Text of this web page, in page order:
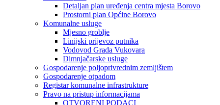
Detaljan plan uređenja centra mjesta Borovo
Prostorni plan Općine Borovo
Komunalne usluge
Mjesno groblje
Linijski prijevoz putnika
Vodovod Grada Vukovara
Dimnjačarske usluge
Gospodarenje poljoprivrednim zemljištem
Gospodarenje otpadom
Registar komunalne infrastrukture
Pravo na pristup informacijama
OTVORENI PODACI